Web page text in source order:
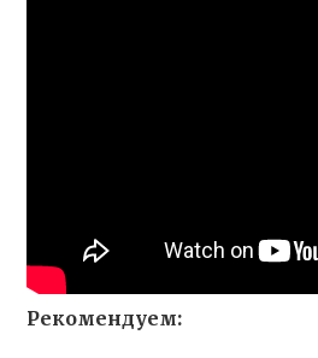
Рекомендуем: